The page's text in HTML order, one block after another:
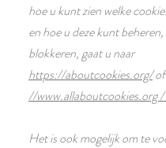
hoe u kunt zien welke
en hoe u deze kunt
blokkeren, gaat u naar
https://aboutcookies.org/
//www.allaboutcookies.org
Het is ook mogelijk om te